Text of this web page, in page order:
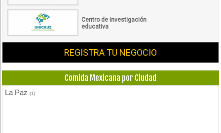
Centro de investigación
educativa
REGISTRA TU NEGOCIO
Comida Mexicana por Ciudad
La Paz(1)